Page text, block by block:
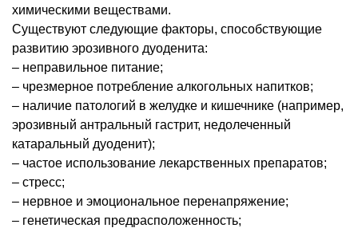
химическими веществами.
Существуют следующие факторы, способствующие
развитию эрозивного дуоденита:
– неправильное питание;
– чрезмерное потребление алкогольных напитков;
– наличие патологий в желудке и кишечнике (например,
эрозивный антральный гастрит, недолеченный
катаральный дуоденит);
– частое использование лекарственных препаратов;
– стресс;
– нервное и эмоциональное перенапряжение;
– генетическая предрасположенность;